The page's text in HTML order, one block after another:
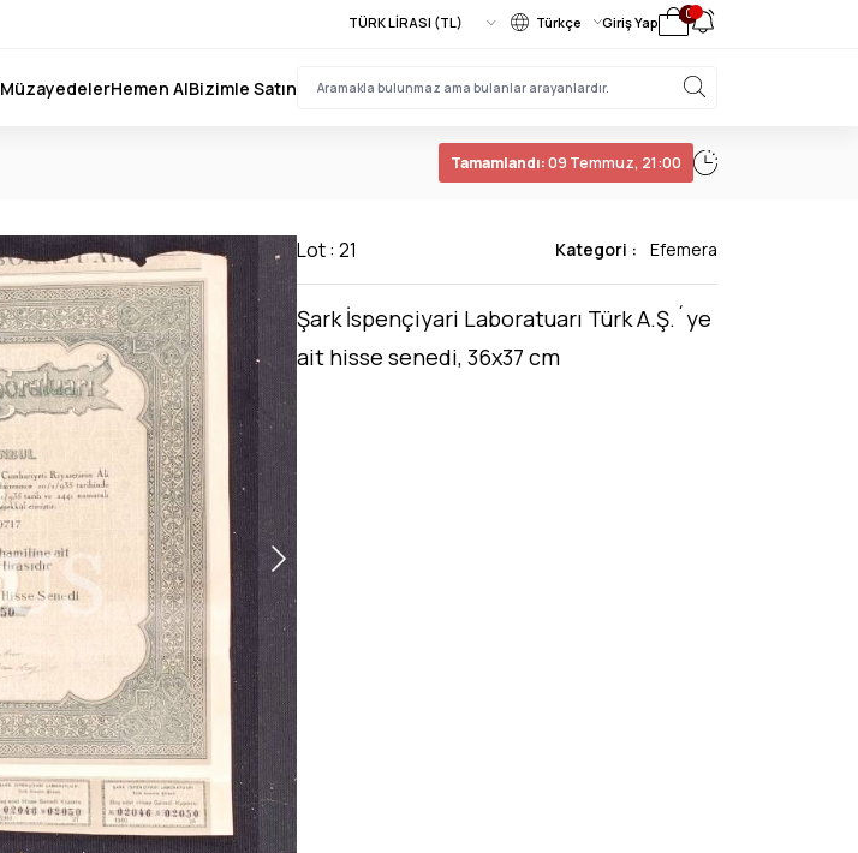
Türkçe Giriş Yap 0
MüzayedelerHemen AlBizimle Satın
Tamamlandı:09 Temmuz, 21:00
Lot : 21 Kategori : Efemera
Şark İspençiyari Laboratuarı Türk A.Ş.´ye
ait hisse senedi, 36x37 cm